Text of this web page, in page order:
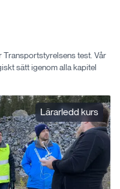
test. Vår
sätt igenom alla kapitel
Lärarledd kurs